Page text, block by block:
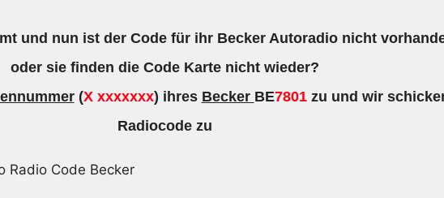
und nun ist der Code für ihr Becker Autoradio nicht
oder sie finden die Code Karte nicht wieder?
(X xxxxxxx) ihres Becker BE7801zu und wir
Radiocode zu